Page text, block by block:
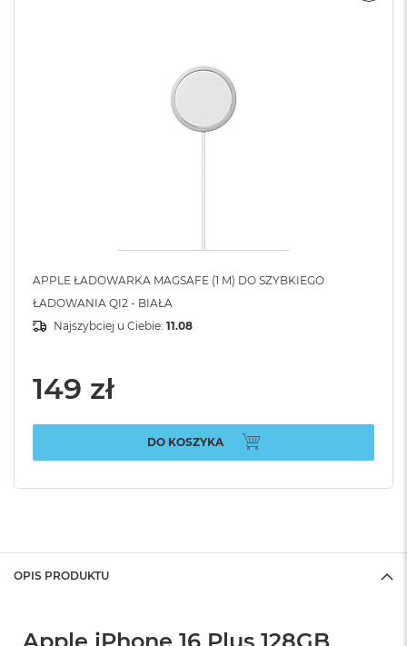
APPLE ŁADOWARKA MAGSAFE (1 M) DO SZYBKIEGO
ŁADOWANIA QI2 - BIAŁA
Najszybciej u Ciebie: 11.08
149 zł
DO KOSZYKA
OPIS PRODUKTU